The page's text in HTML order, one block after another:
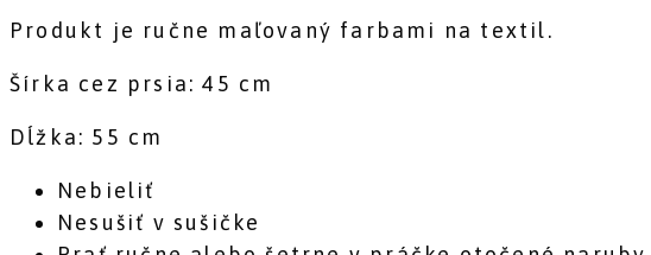
Produkt je ručne maľovaný farbami na textil.
Šírka cez prsia: 45 cm
Dĺžka: 55 cm
Nebieliť
Nesušiť v sušičke